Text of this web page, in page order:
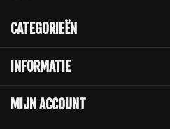
CATEGORIEËN
INFORMATIE
MIJN ACCOUNT